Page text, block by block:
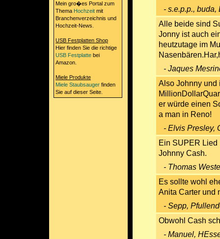
- s.e.p.p.,
Alle beide sind
Jonny ist auch
heutzutage im
- Jaques
Also Johnny und
er würde einen
a man in Reno!
- Elvis Presley,
Ein SUPER Lied
Johnny Cash.
- Thomas
Es sollte wohl
Anita Carter und
- Sepp,
Obwohl Cash
- Manuel,
Mein gro�es Portal zum
Thema Hochzeit mit
Branchenverzeichnis und
Hochzeit-News.
USB Festplatten Shop
Hier finden Sie die richtige
USB Festplatte bei
Amazon.
Miele Produkte
Miele Staubsauger finden
Sie auf dieser Seite.